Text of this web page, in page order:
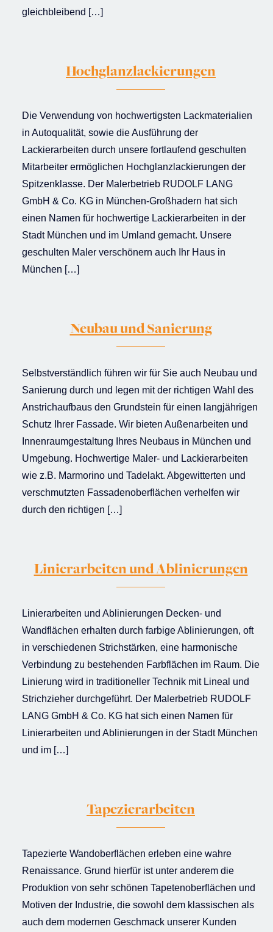
gleichbleibend […]
Hochglanzlackierungen
Die Verwendung von hochwertigsten Lackmaterialien
in Autoqualität, sowie die Ausführung der
Lackierarbeiten durch unsere fortlaufend geschulten
Mitarbeiter ermöglichen Hochglanzlackierungen der
Spitzenklasse. Der Malerbetrieb RUDOLF LANG
GmbH & Co. KG in München-Großhadern hat sich
einen Namen für hochwertige Lackierarbeiten in der
Stadt München und im Umland gemacht. Unsere
geschulten Maler verschönern auch Ihr Haus in
München […]
Neubau und Sanierung
Selbstverständlich führen wir für Sie auch Neubau und
Sanierung durch und legen mit der richtigen Wahl des
Anstrichaufbaus den Grundstein für einen langjährigen
Schutz Ihrer Fassade. Wir bieten Außenarbeiten und
Innenraumgestaltung Ihres Neubaus in München und
Umgebung. Hochwertige Maler- und Lackierarbeiten
wie z.B. Marmorino und Tadelakt. Abgewitterten und
verschmutzten Fassadenoberflächen verhelfen wir
durch den richtigen […]
Linierarbeiten und Ablinierungen
Linierarbeiten und Ablinierungen Decken- und
Wandflächen erhalten durch farbige Ablinierungen, oft
in verschiedenen Strichstärken, eine harmonische
Verbindung zu bestehenden Farbflächen im Raum. Die
Linierung wird in traditioneller Technik mit Lineal und
Strichzieher durchgeführt. Der Malerbetrieb RUDOLF
LANG GmbH & Co. KG hat sich einen Namen für
Linierarbeiten und Ablinierungen in der Stadt München
und im […]
Tapezierarbeiten
Tapezierte Wandoberflächen erleben eine wahre
Renaissance. Grund hierfür ist unter anderem die
Produktion von sehr schönen Tapetenoberflächen und
Motiven der Industrie, die sowohl dem klassischen als
auch dem modernen Geschmack unserer Kunden